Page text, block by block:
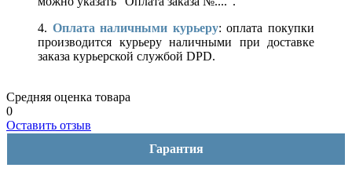
4. Оплата наличными курьеру: оплата покупки
производится курьеру наличными при доставке
заказа курьерской службой DPD.
Средняя оценка товара
0
Оставить отзыв
Гарантия